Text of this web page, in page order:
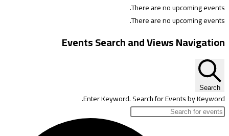
There are no upcoming events.
There are no upcoming events.
Events Search and Views Navigation
Search
Enter Keyword. Search for Events by Keyword.